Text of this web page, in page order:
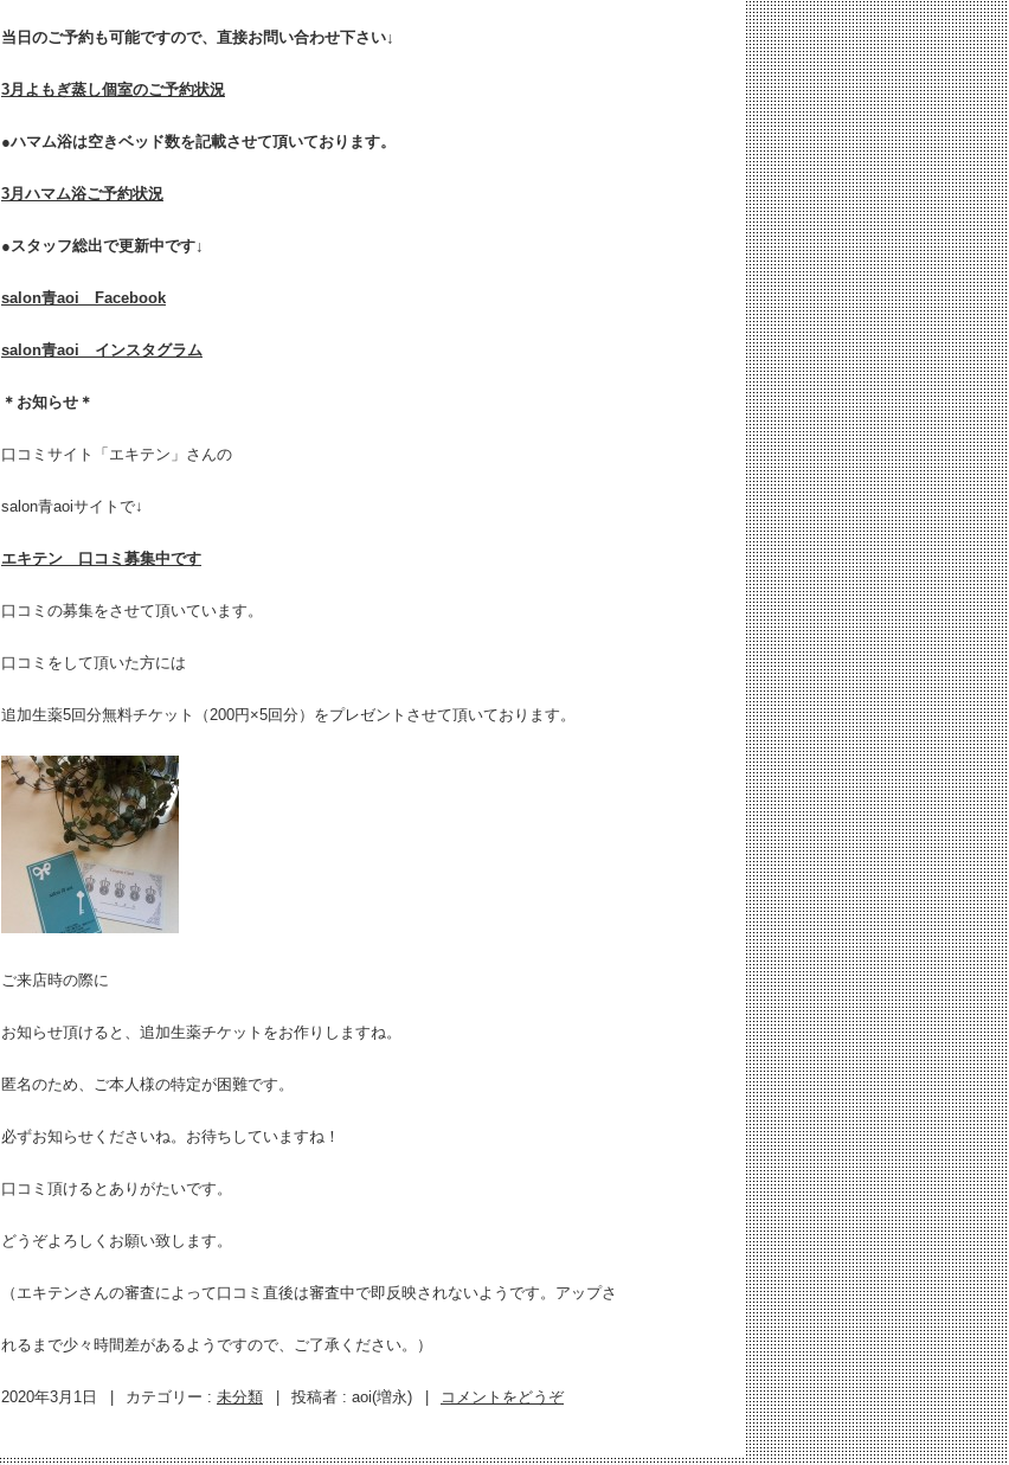
当日のご予約も可能ですので、直接お問い合わせ下さい↓
3月よもぎ蒸し個室のご予約状況
●ハマム浴は空きベッド数を記載させて頂いております。
3月ハマム浴ご予約状況
●スタッフ総出で更新中です↓
salon青aoi Facebook
salon青aoi インスタグラム
＊お知らせ＊
口コミサイト「エキテン」さんの
salon青aoiサイトで↓
エキテン 口コミ募集中です
口コミの募集をさせて頂いています。
口コミをして頂いた方には
追加生薬5回分無料チケット（200円×5回分）をプレゼントさせて頂いております。
ご来店時の際に
お知らせ頂けると、追加生薬チケットをお作りしますね。
匿名のため、ご本人様の特定が困難です。
必ずお知らせくださいね。お待ちしていますね！
口コミ頂けるとありがたいです。
どうぞよろしくお願い致します。
（エキテンさんの審査によって口コミ直後は審査中で即反映されないようです。アップさ
れるまで少々時間差があるようですので、ご了承ください。）
2020年3月1日 カテゴリー : 未分類 投稿者 : aoi(増永) コメントをどうぞ